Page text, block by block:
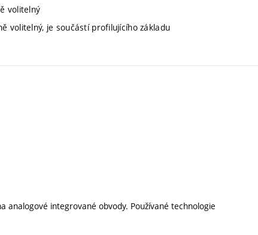
volitelný
volitelný, je součástí profilujícího základu
analogové integrované obvody. Používané technologie